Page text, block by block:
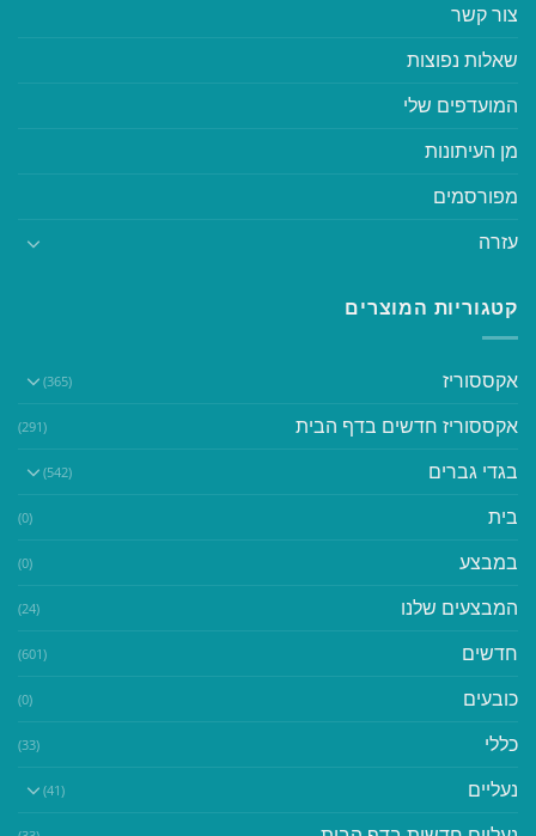
צור קשר
שאלות נפוצות
המועדפים שלי
מן העיתונות
מפורסמים
עזרה
קטגוריות המוצרים
אקססוריז (365)
אקססוריז חדשים בדף הבית (291)
בגדי גברים (542)
בית (0)
במבצע (0)
המבצעים שלנו (24)
חדשים (601)
כובעים (0)
כללי (33)
נעליים (41)